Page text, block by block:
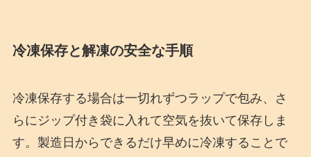
冷凍保存と解凍の安全な手順
冷凍保存する場合は一切れずつラップで包み、さ
らにジップ付き袋に入れて空気を抜いて保存しま
す。製造日からできるだけ早めに冷凍することで